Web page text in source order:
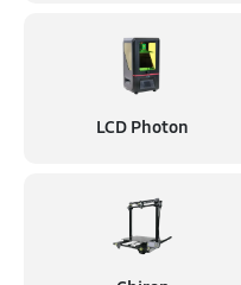
LCD Photon